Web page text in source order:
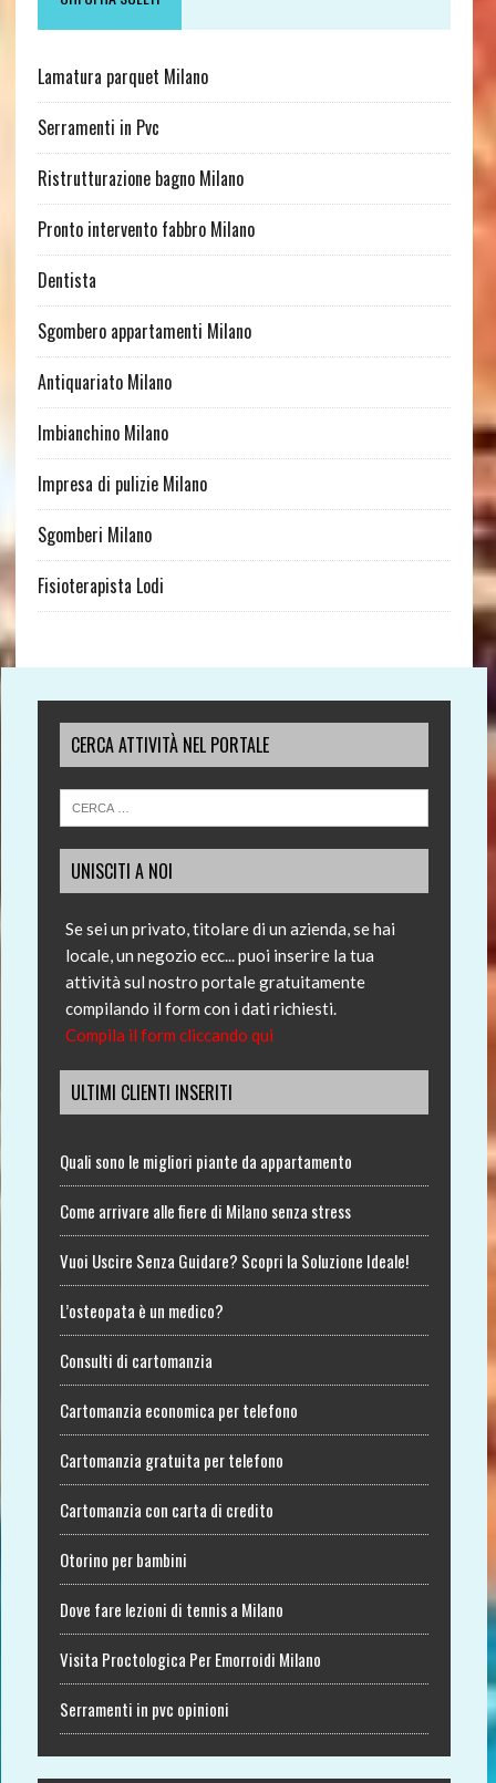
Lamatura parquet Milano
Serramenti in Pvc
Ristrutturazione bagno Milano
Pronto intervento fabbro Milano
Dentista
Sgombero appartamenti Milano
Antiquariato Milano
Imbianchino Milano
Impresa di pulizie Milano
Sgomberi Milano
Fisioterapista Lodi
CERCA ATTIVITÀ NEL PORTALE
UNISCITI A NOI
Se sei un privato, titolare di un azienda, se hai
locale, un negozio ecc... puoi inserire la tua
attività sul nostro portale gratuitamente
compilando il form con i dati richiesti.
Compila il form cliccando qui
ULTIMI CLIENTI INSERITI
Quali sono le migliori piante da appartamento
Come arrivare alle fiere di Milano senza stress
Vuoi Uscire Senza Guidare? Scopri la Soluzione Ideale!
L’osteopata è un medico?
Consulti di cartomanzia
Cartomanzia economica per telefono
Cartomanzia gratuita per telefono
Cartomanzia con carta di credito
Otorino per bambini
Dove fare lezioni di tennis a Milano
Visita Proctologica Per Emorroidi Milano
Serramenti in pvc opinioni